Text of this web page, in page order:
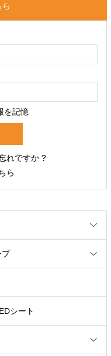
を記憶
れですか ?
ら
プ
シート